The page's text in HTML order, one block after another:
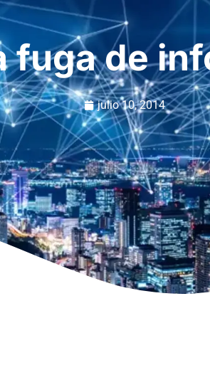
fuga de
julio 10, 2014